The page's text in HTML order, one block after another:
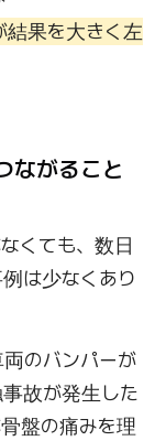
果を大きく左
ながること
くても、数日
は少なくあり
のバンパーが
故が発生した
盤の痛みを理